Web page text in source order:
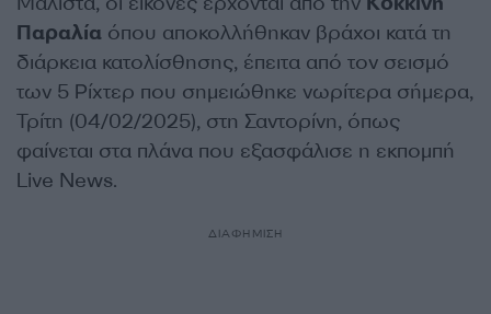
Παραλία όπου αποκολλήθηκαν βράχοι κατά τη
διάρκεια κατολίσθησης, έπειτα από τον σεισμό
των 5 Ρίχτερ που σημειώθηκε νωρίτερα σήμερα,
Τρίτη (04/02/2025), στη Σαντορίνη, όπως
φαίνεται στα πλάνα που εξασφάλισε η εκπομπή
Live News.
ΔΙΑΦΗΜΙΣΗ